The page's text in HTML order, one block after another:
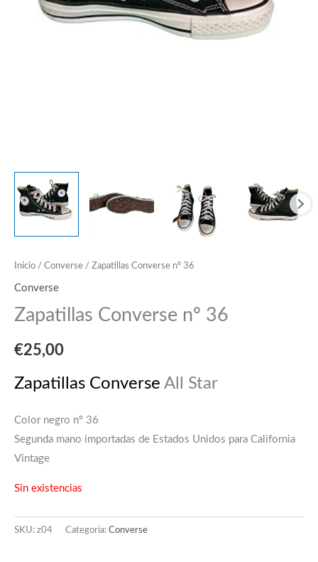
Inicio / Converse / Zapatillas Converse nº 36
Converse
Zapatillas Converse nº 36
€25,00
Zapatillas Converse All Star
Color negro nº 36
Segunda mano importadas de Estados Unidos para California
Vintage
Sin existencias
SKU: z04 Categoría: Converse